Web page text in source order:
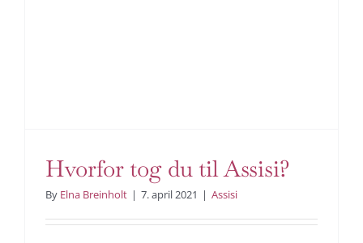
Hvorfor tog du til Assisi?
By Elna Breinholt | 7. april 2021 | Assisi